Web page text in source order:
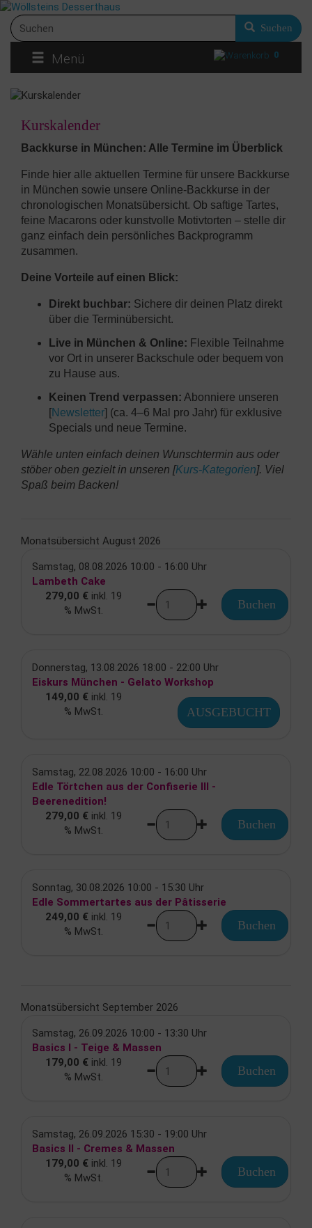
Suchen
Menü 0
Kurskalender
Backkurse in München: Alle Termine im Überblick
Finde hier alle aktuellen Termine für unsere Backkurse
in München sowie unsere Online-Backkurse in der
chronologischen Monatsübersicht. Ob saftige Tartes,
feine Macarons oder kunstvolle Motivtorten – stelle dir
ganz einfach dein persönliches Backprogramm
zusammen.
Deine Vorteile auf einen Blick:
Direkt buchbar: Sichere dir deinen Platz direkt
über die Terminübersicht.
Live in München & Online: Flexible Teilnahme
vor Ort in unserer Backschule oder bequem von
zu Hause aus.
Keinen Trend verpassen: Abonniere unseren
[Newsletter] (ca. 4–6 Mal pro Jahr) für exklusive
Specials und neue Termine.
Wähle unten einfach deinen Wunschtermin aus oder
stöber oben gezielt in unseren [Kurs-Kategorien]. Viel
Spaß beim Backen!
Monatsübersicht August 2026
Samstag, 08.08.2026 10:00 - 16:00 Uhr
Lambeth Cake
279,00 € inkl. 19
% MwSt.
Buchen
Donnerstag, 13.08.2026 18:00 - 22:00 Uhr
Eiskurs München - Gelato Workshop
149,00 € inkl. 19
% MwSt.
AUSGEBUCHT
Samstag, 22.08.2026 10:00 - 16:00 Uhr
Edle Törtchen aus der Confiserie III -
Beerenedition!
279,00 € inkl. 19
% MwSt.
Buchen
Sonntag, 30.08.2026 10:00 - 15:30 Uhr
Edle Sommertartes aus der Pâtisserie
249,00 € inkl. 19
% MwSt.
Buchen
Monatsübersicht September 2026
Samstag, 26.09.2026 10:00 - 13:30 Uhr
Basics I - Teige & Massen
179,00 € inkl. 19
% MwSt.
Buchen
Samstag, 26.09.2026 15:30 - 19:00 Uhr
Basics II - Cremes & Massen
179,00 € inkl. 19
% MwSt.
Buchen